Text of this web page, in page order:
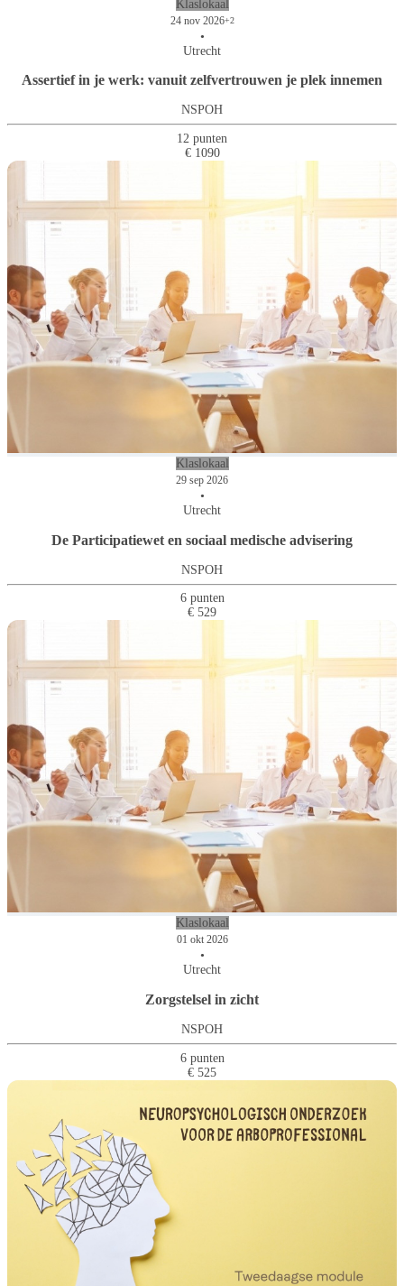
Klaslokaal
24 nov 2026+2
•
Utrecht
Assertief in je werk: vanuit zelfvertrouwen je plek innemen
NSPOH
12 punten
€ 1090
Klaslokaal
29 sep 2026
•
Utrecht
De Participatiewet en sociaal medische advisering
NSPOH
6 punten
€ 529
Klaslokaal
01 okt 2026
•
Utrecht
Zorgstelsel in zicht
NSPOH
6 punten
€ 525